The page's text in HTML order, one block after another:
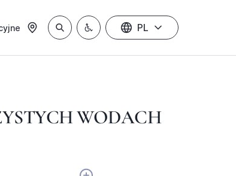
PL
WODACH